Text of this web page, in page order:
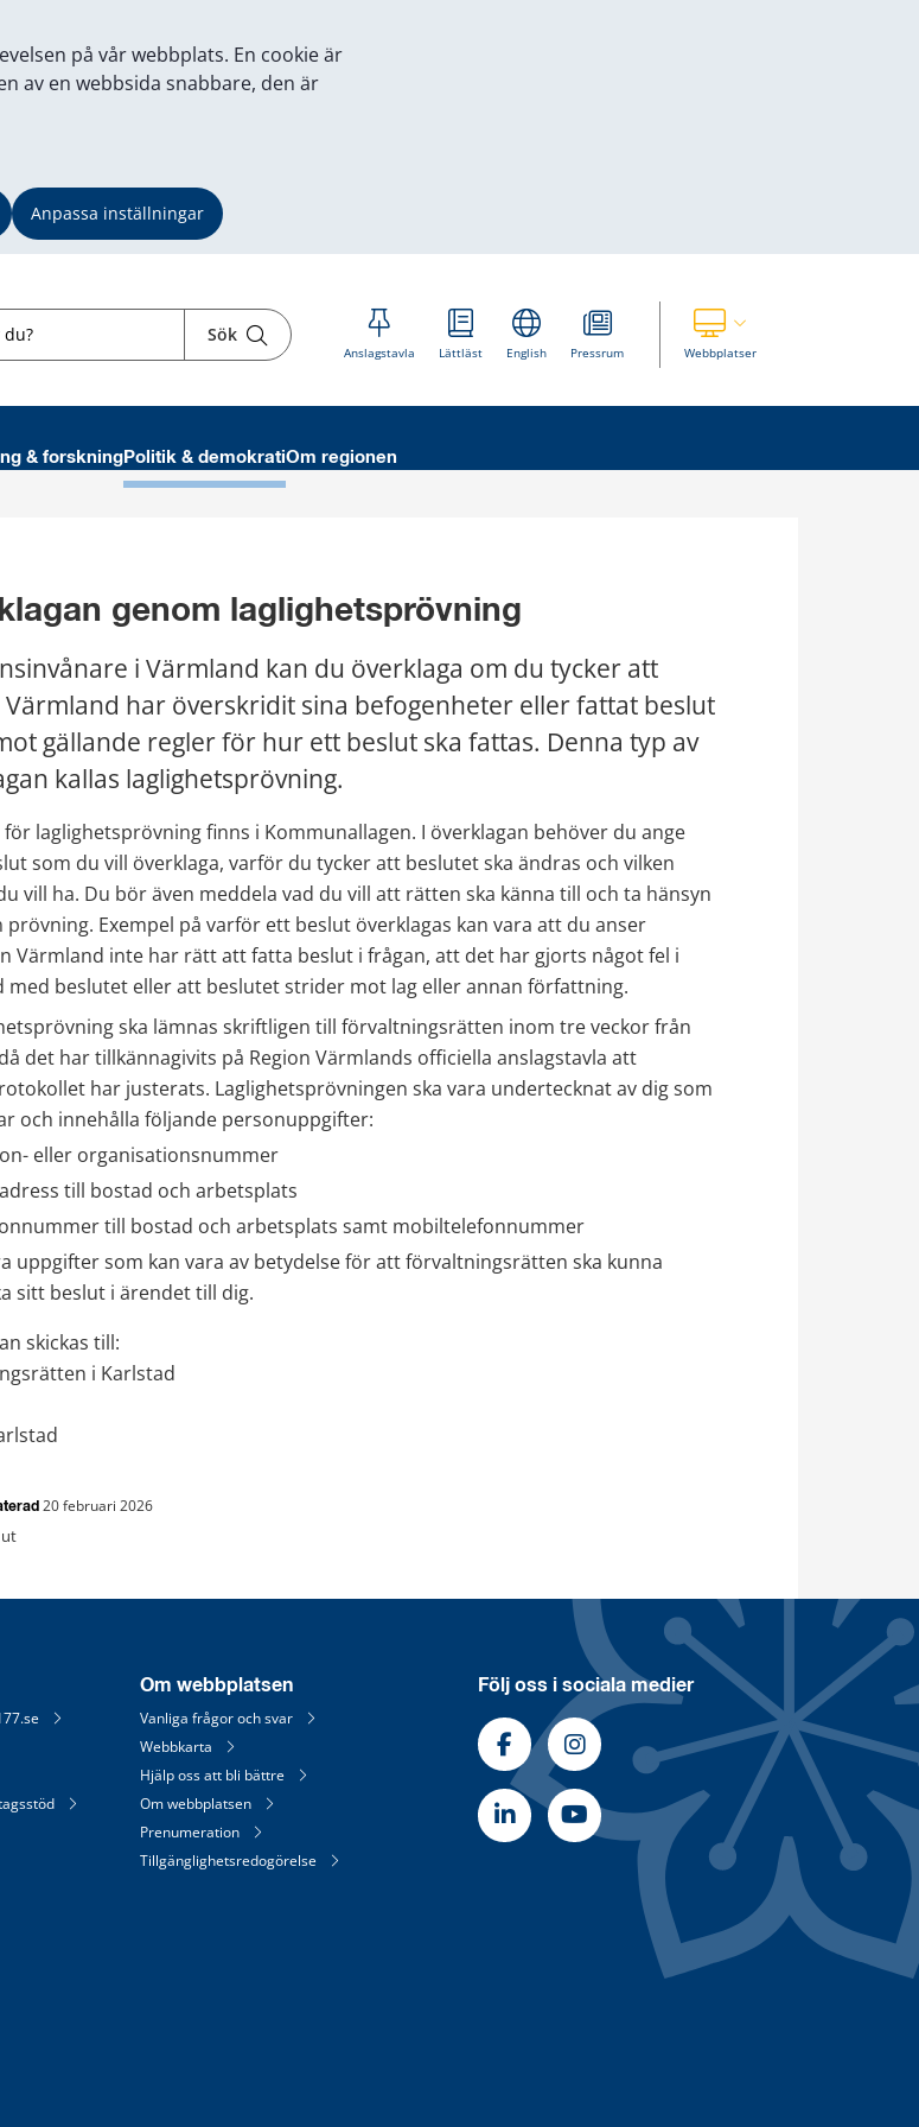
på vår webbplats. En cookie är
av en webbsida snabbare, den är
Anpassa inställningar
Sök
Anslagstavla Lättläst English Pressrum WebbplatserVisa våra andra webbplatser
& forskningPolitik & demokratiOm regionen
genom laglighetsprövning
i Värmland kan du överklaga om du tycker att
Värmland har överskridit sina befogenheter eller fattat beslut
gällande regler för hur ett beslut ska fattas. Denna typ av
kallas laglighetsprövning.
för laglighetsprövning finns i Kommunallagen. I överklagan behöver du ange
som du vill överklaga, varför du tycker att beslutet ska ändras och vilken
vill ha. Du bör även meddela vad du vill att rätten ska känna till och ta hänsyn
prövning. Exempel på varför ett beslut överklagas kan vara att du anser
Värmland inte har rätt att fatta beslut i frågan, att det har gjorts något fel i
med beslutet eller att beslutet strider mot lag eller annan författning.
ska lämnas skriftligen till förvaltningsrätten inom tre veckor från
det har tillkännagivits på Region Värmlands officiella anslagstavla att
har justerats. Laglighetsprövningen ska vara undertecknat av dig som
och innehålla följande personuppgifter:
eller organisationsnummer
till bostad och arbetsplats
till bostad och arbetsplats samt mobiltelefonnummer
uppgifter som kan vara av betydelse för att förvaltningsrätten ska kunna
sitt beslut i ärendet till dig.
skickas till:
i Karlstad
20 februari 2026
Om webbplatsen
Vanliga frågor och svar
Webbkarta
Hjälp oss att bli bättre
Om webbplatsen
Prenumeration
Tillgänglighetsredogörelse
Följ oss i sociala medier